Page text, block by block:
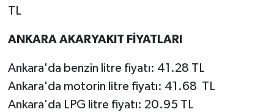
TL
ANKARA AKARYAKIT FİYATLARI
Ankara'da benzin litre fiyatı: 41.28 TL
Ankara'da motorin litre fiyatı: 41.68 TL
Ankara'da LPG litre fiyatı: 20.95 TL